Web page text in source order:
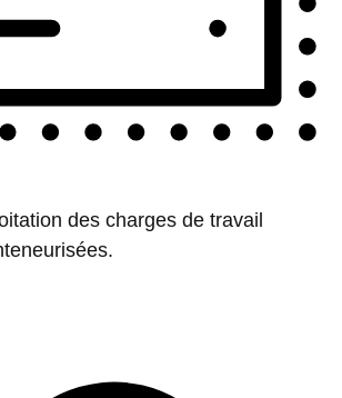
des charges de travail